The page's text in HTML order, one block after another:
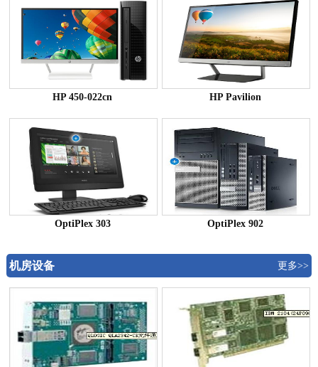
HP 450-022cn HP Pavilion
OptiPlex 303 OptiPlex 902
机房设备 更多>>